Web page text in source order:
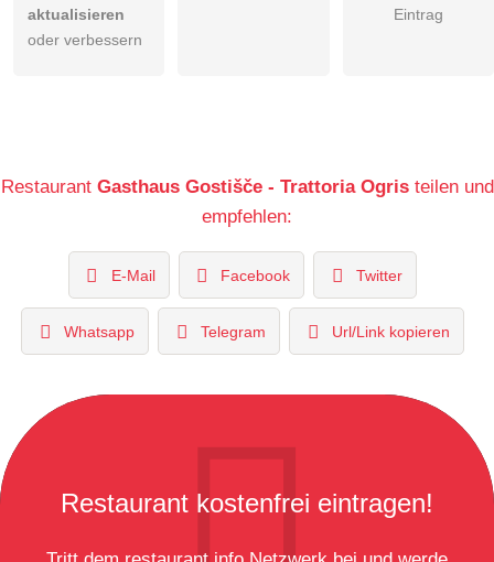
aktualisieren
oder verbessern
Eintrag
Restaurant Gasthaus Gostišče - Trattoria Ogristeilen und
empfehlen:
E-Mail Facebook Twitter
Whatsapp Telegram Url/Link kopieren
Restaurant kostenfrei eintragen!